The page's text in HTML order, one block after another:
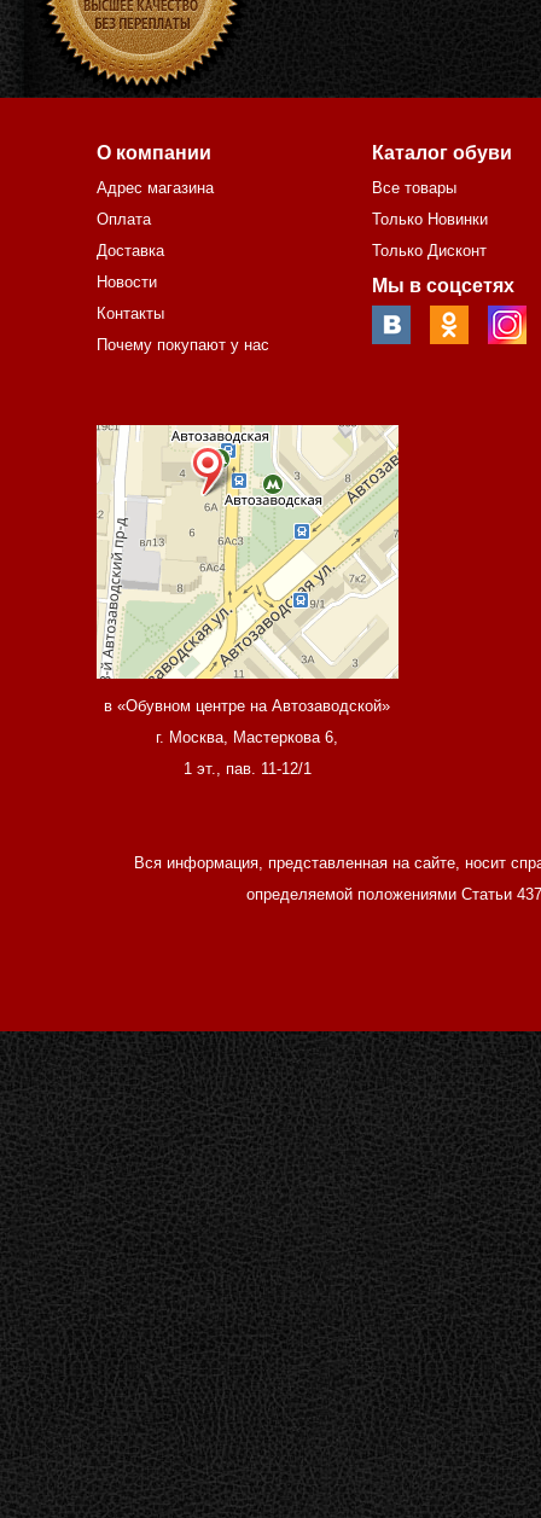
О компании
Адрес магазина
Оплата
Доставка
Новости
Контакты
Почему покупают у нас
Каталог обуви
Все товары
Только Новинки
Только Дисконт
Мы в соцсетях
в «Обувном центре на Автозаводской»
г. Москва, Мастеркова 6,
1 эт., пав. 11-12/1
Вся информация, представленная на сайте, носит
определяемой положениями Статьи